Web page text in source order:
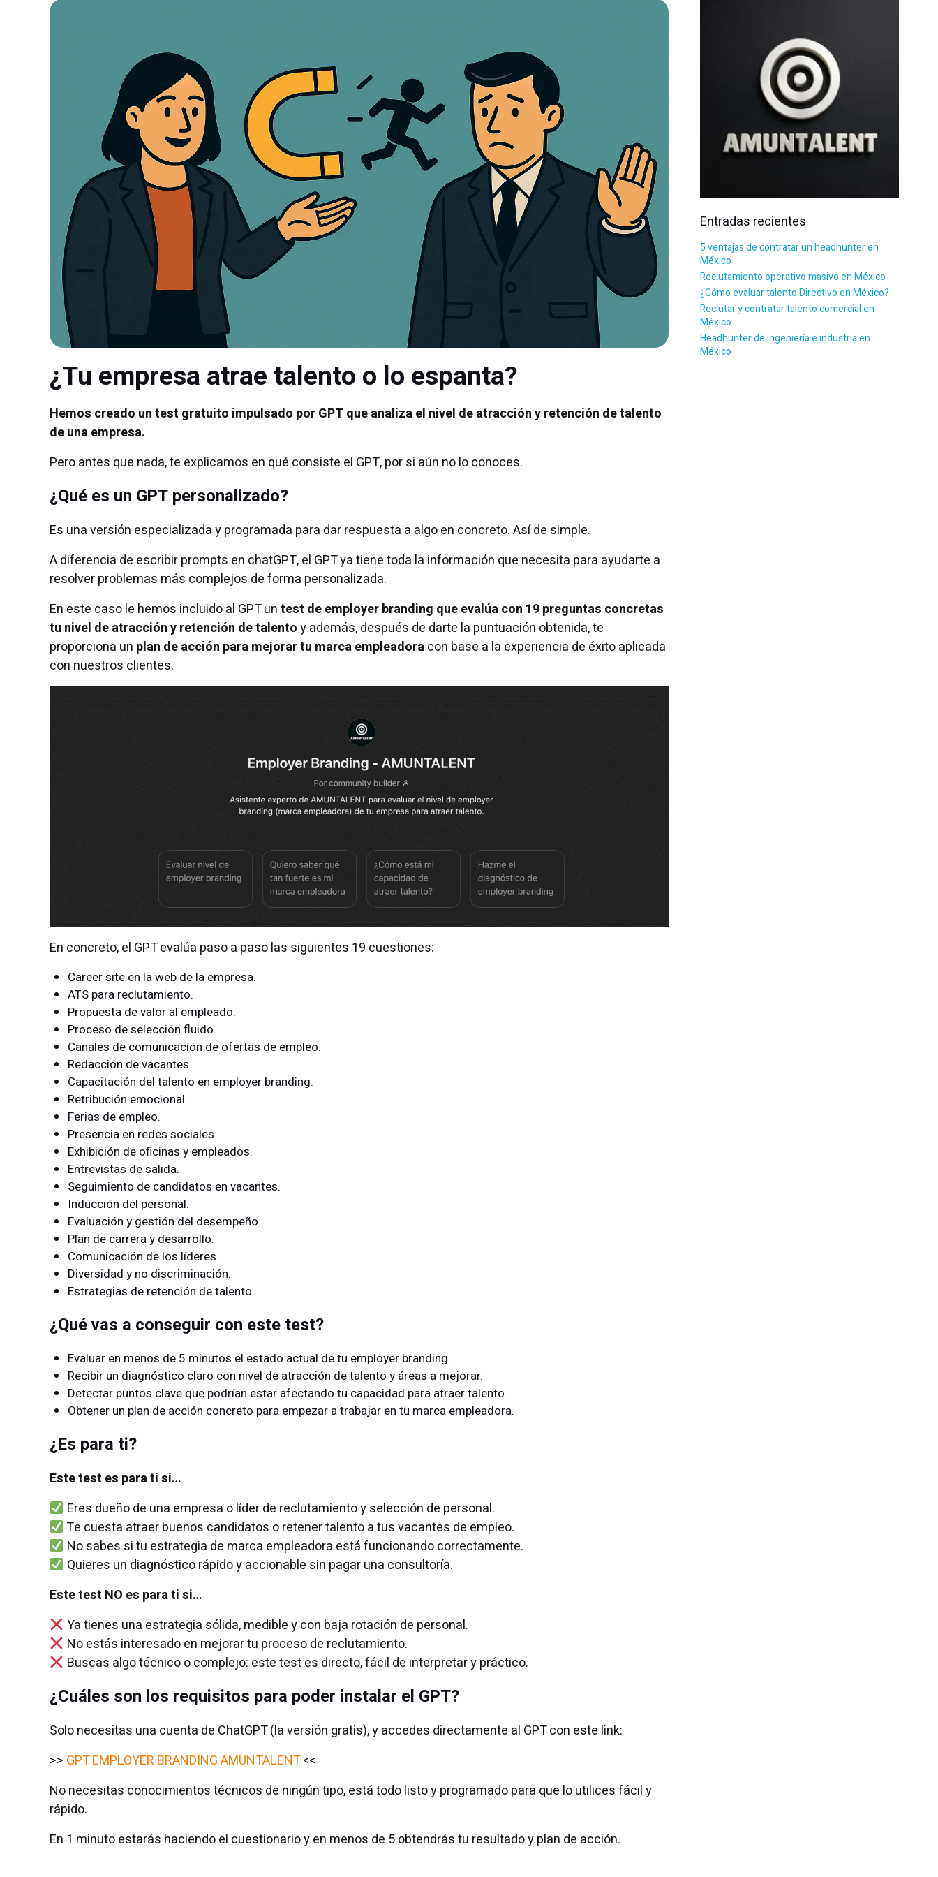
¿Tu empresa atrae talento o lo espanta?
Hemos creado un test gratuito impulsado por GPT que analiza el nivel de atracción y retención de talento
de una empresa.
Pero antes que nada, te explicamos en qué consiste el GPT, por si aún no lo conoces.
¿Qué es un GPT personalizado?
Es una versión especializada y programada para dar respuesta a algo en concreto. Así de simple.
A diferencia de escribir prompts en chatGPT, el GPT ya tiene toda la información que necesita para ayudarte a
resolver problemas más complejos de forma personalizada.
En este caso le hemos incluido al GPT untest de employer branding que evalúa con 19 preguntas concretas
tu nivel de atracción y retención de talentoy además, después de darte la puntuación obtenida, te
proporciona un plan de acción para mejorar tu marca empleadoracon base a la experiencia de éxito aplicada
con nuestros clientes.
En concreto, el GPT evalúa paso a paso las siguientes 19 cuestiones:
Career site en la web de la empresa.
ATS para reclutamiento.
Propuesta de valor al empleado.
Proceso de selección fluido.
Canales de comunicación de ofertas de empleo.
Redacción de vacantes.
Capacitación del talento en employer branding.
Retribución emocional.
Ferias de empleo.
Presencia en redes sociales
Exhibición de oficinas y empleados.
Entrevistas de salida.
Seguimiento de candidatos en vacantes.
Inducción del personal.
Evaluación y gestión del desempeño.
Plan de carrera y desarrollo.
Comunicación de los líderes.
Diversidad y no discriminación.
Estrategias de retención de talento.
¿Qué vas a conseguir con este test?
Evaluar en menos de 5 minutos el estado actual de tu employer branding.
Recibir un diagnóstico claro con nivel de atracción de talento y áreas a mejorar.
Detectar puntos clave que podrían estar afectando tu capacidad para atraer talento.
Obtener un plan de acción concreto para empezar a trabajar en tu marca empleadora.
¿Es para ti?
Este test es para ti si…
Eres dueño de una empresa o líder de reclutamiento y selección de personal.
Te cuesta atraer buenos candidatos o retener talento a tus vacantes de empleo.
No sabes si tu estrategia de marca empleadora está funcionando correctamente.
Quieres un diagnóstico rápido y accionable sin pagar una consultoría.
Este test NO es para ti si…
Ya tienes una estrategia sólida, medible y con baja rotación de personal.
No estás interesado en mejorar tu proceso de reclutamiento.
Buscas algo técnico o complejo: este test es directo, fácil de interpretar y práctico.
¿Cuáles son los requisitos para poder instalar el GPT?
Solo necesitas una cuenta de ChatGPT (la versión gratis), y accedes directamente al GPT con este link:
>> GPT EMPLOYER BRANDING AMUNTALENT<<
No necesitas conocimientos técnicos de ningún tipo, está todo listo y programado para que lo utilices fácil y
rápido.
En 1 minuto estarás haciendo el cuestionario y en menos de 5 obtendrás tu resultado y plan de acción.
Entradas recientes
5 ventajas de contratar un headhunter en
México
Reclutamiento operativo masivo en México
¿Cómo evaluar talento Directivo en México?
Reclutar y contratar talento comercial en
México
Headhunter de ingeniería e industria en
México